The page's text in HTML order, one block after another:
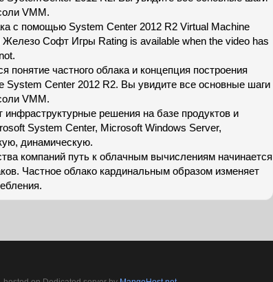
VMM.
с помощью System Center 2012 R2 Virtual Machine
Софт Игры Rating is available when the video has
понятие частного облака и концепция построения
System Center 2012 R2. Вы увидите все основные шаги
VMM.
инфраструктурные решения на базе продуктов и
System Center, Microsoft Windows Server,
динамическую.
компаний путь к облачным вычислениям начинается
Частное облако кардинальным образом изменяет